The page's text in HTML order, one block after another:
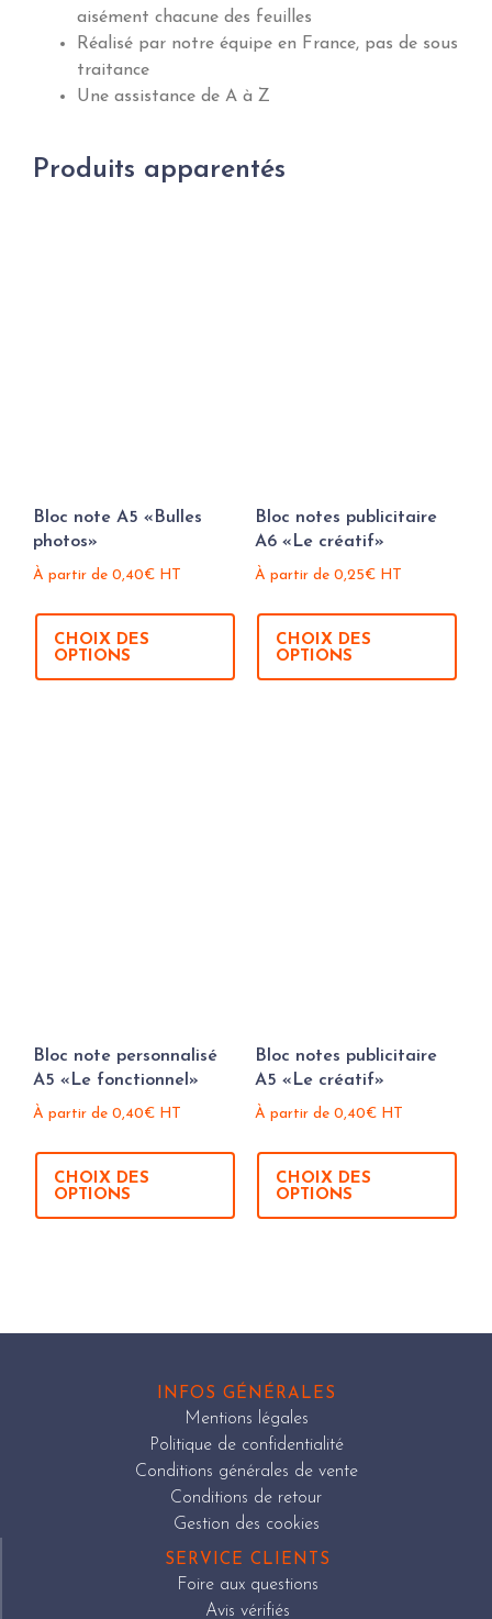
aisément chacune des feuilles
Réalisé par notre équipe en France, pas de sous
traitance
Une assistance de A à Z
Produits apparentés
Bloc note A5 «Bulles
photos»
À partir de 0,40€ HT
CHOIX DES
OPTIONS
Bloc notes publicitaire
A6 «Le créatif»
À partir de 0,25€HT
CHOIX DES
OPTIONS
Bloc note personnalisé
A5 «Le fonctionnel»
À partir de 0,40€ HT
CHOIX DES
OPTIONS
Bloc notes publicitaire
A5 «Le créatif»
À partir de 0,40€HT
CHOIX DES
OPTIONS
INFOS GÉNÉRALES
Mentions légales
Politique de confidentialité
Conditions générales de vente
Conditions de retour
Gestion des cookies
SERVICE CLIENTS
Foire aux questions
Avis vérifiés